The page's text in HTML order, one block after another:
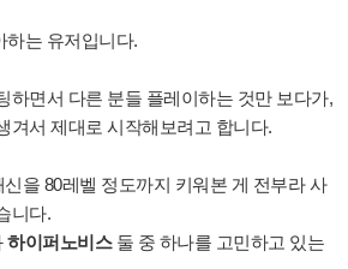
하는 유저입니다.
하면서 다른 분들 플레이하는 것만 보다가,
겨서 제대로 시작해보려고 합니다.
을 80레벨 정도까지 키워본 게 전부라 사
니다.
하이퍼노비스둘 중 하나를 고민하고 있는